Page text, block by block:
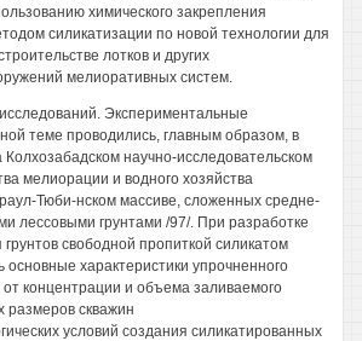
химического закрепления
силикатизации по новой технологии для
лотков и других
мелиоративных систем.
Экспериментальные
теме проводились, главным образом, в
научно-исследовательском
мелиорации и водного хозяйства
Тюби-нском массиве, сложенных средне-
лессовыми грунтами /97/. При разработке
свободной пропиткой силикатом
характеристики упрочненного
от концентрации и объема заливаемого
размеров скважин
условий создания силикатированных